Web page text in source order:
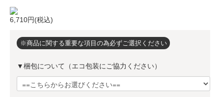
6,710円(税込)
※商品に関する重要な項目の為必ずご選択ください
▼梱包について（エコ包装にご協力ください）